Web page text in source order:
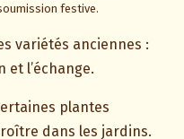
festive.
variétés anciennes :
et l’échange.
plantes
dans les jardins.